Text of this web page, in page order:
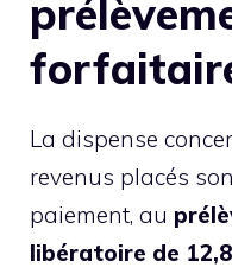
La dispense
revenus placés
paiement, au
libératoire de